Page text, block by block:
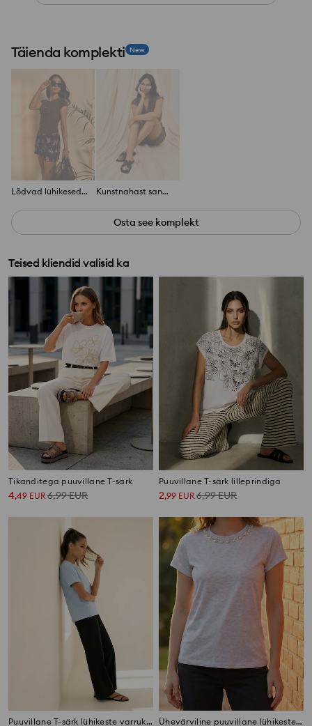
Täienda komplekti New
Lõdvad lühikesed püksid linaseguga Kunstnahast sandaalid
Osta see komplekt
Teised kliendid valisid ka
Tikanditega puuvillane T-särk
4,49 EUR6,99EUR
Puuvillane T-särk lilleprindiga
2,99 EUR6,99EUR
Puuvillane T-särk lühikeste varrukatega Ühevärviline puuvillane lühikeste varrukatega T-särk